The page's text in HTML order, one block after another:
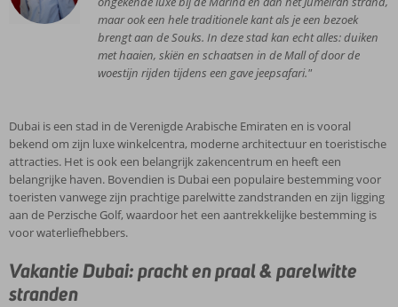
goedkoper zijn dan in Nederland.
Dubai heeft een woestijnklimaat, wat betekent dat het er meestal
warm en droog is. De temperaturen in Dubai kunnen in de
zomermaanden oplopen tot boven de 40 graden. In de
wintermaanden liggen de temperaturen meestal rond de 25 graden
Het regenseizoen in Dubai duurt van november tot maart, hoewel
er ook dan nagenoeg geen regen valt. Wat betreft de temperatuur
Temperatuur 23°C 24°C 27°C 32°C 37°C 38°C 40°C
Zonuren per
dag
8 8 9 10 11 12 11
Dagen regen 3 3 5 3 0 0 1
Actuele weersverwachting Dubai
Ga je binnenkort op vakantie naar Dubai? Check dan hieronder de
maar ook een hele traditionele kant als je een bezoek
brengt aan de Souks. In deze stad kan echt alles: duiken
met haaien, skiën en schaatsen in de Mall of door de
woestijn rijden tijdens een gave jeepsafari."
Dubai is een stad in de Verenigde Arabische Emiraten en is vooral
bekend om zijn luxe winkelcentra, moderne architectuur en toeristische
attracties. Het is ook een belangrijk zakencentrum en heeft een
belangrijke haven. Bovendien is Dubai een populaire bestemming voor
toeristen vanwege zijn prachtige parelwitte zandstranden en zijn ligging
aan de Perzische Golf, waardoor het een aantrekkelijke bestemming is
voor waterliefhebbers.
Vakantie Dubai: pracht en praal & parelwitte
stranden